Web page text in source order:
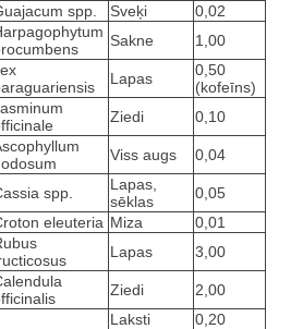
spp. Sveķi
0,02
Sakne 1,00
Lapas
0,50
(kofeīns)
Ziedi 0,10
Viss augs 0,04
spp.
Lapas,
sēklas
0,05
eleuteria Miza
0,01
Lapas 3,00
Ziedi
2,00
Laksti
0,20